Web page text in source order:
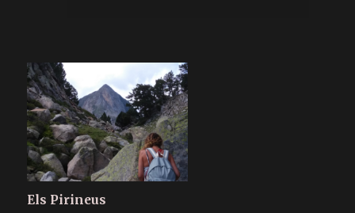
Els Pirineus